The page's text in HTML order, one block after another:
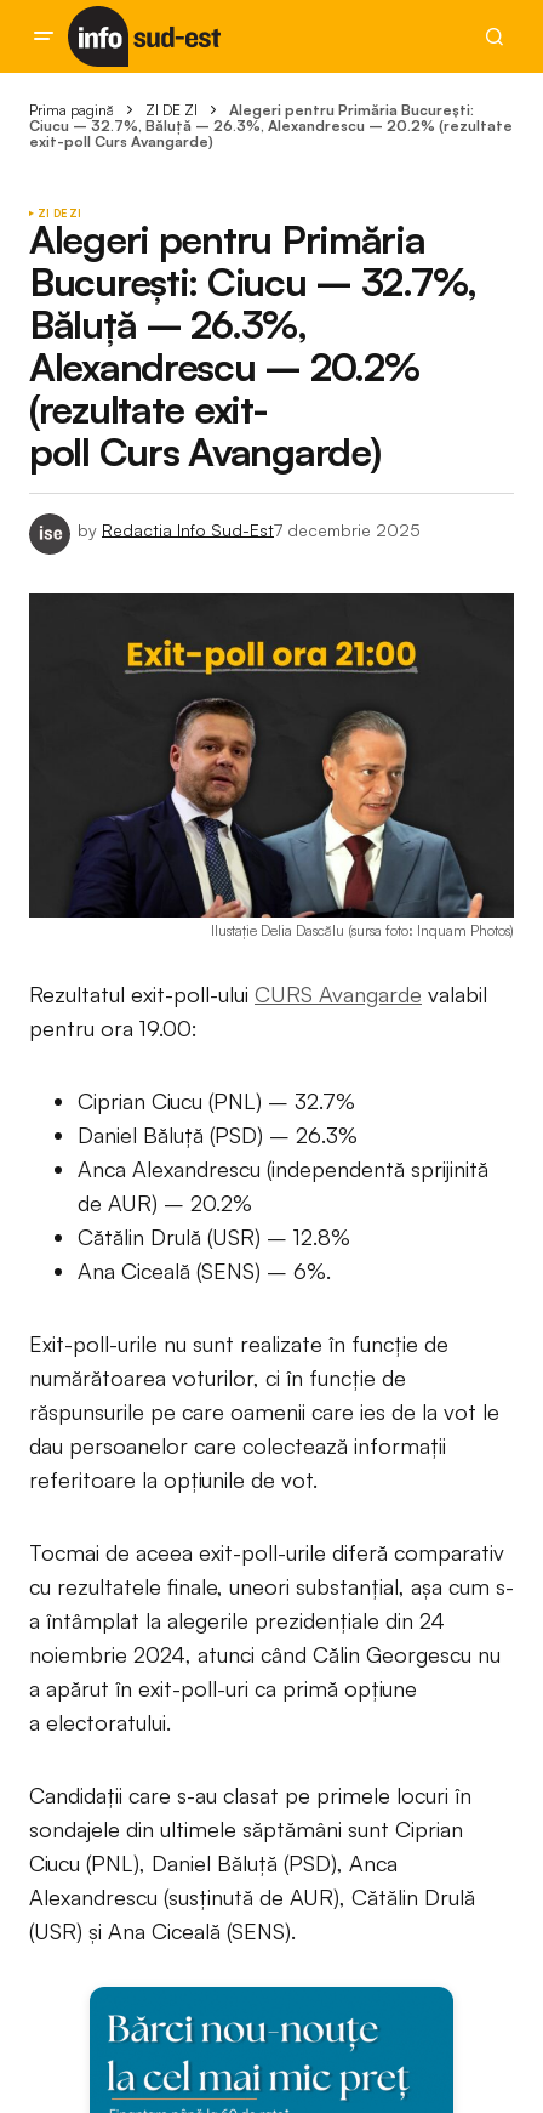
Prima pagină ZI DE ZI
Alegeri pentru Primăria București:
Ciucu – 32.7%, Băluță – 26.3%, Alexandrescu – 20.2% (rezultate
exit-poll Curs Avangarde)
ZI DE ZI
Alegeri pentru Primăria
București: Ciucu – 32.7%,
Băluță – 26.3%,
Alexandrescu – 20.2%
(rezultate exit-
poll Curs Avangarde)
by Redactia Info Sud-Est7 decembrie 2025
Ilustație Delia Dascălu (sursa foto: Inquam Photos)
Rezultatul exit-poll-ului CURS Avangarde valabil
pentru ora 19.00:
Ciprian Ciucu (PNL) – 32.7%
Daniel Băluță (PSD) – 26.3%
Anca Alexandrescu (independentă sprijinită
de AUR) – 20.2%
Cătălin Drulă (USR) – 12.8%
Ana Ciceală (SENS) – 6%.
Exit-poll-urile nu sunt realizate în funcție de
numărătoarea voturilor, ci în funcție de
răspunsurile pe care oamenii care ies de la vot le
dau persoanelor care colectează informații
referitoare la opțiunile de vot.
Tocmai de aceea exit-poll-urile diferă comparativ
cu rezultatele finale, uneori substanțial, așa cum s-
a întâmplat la alegerile prezidențiale din 24
noiembrie 2024, atunci când Călin Georgescu nu
a apărut în exit-poll-uri ca primă opțiune
a electoratului.
Candidații care s-au clasat pe primele locuri în
sondajele din ultimele săptămâni sunt Ciprian
Ciucu (PNL), Daniel Băluță (PSD), Anca
Alexandrescu (susținută de AUR), Cătălin Drulă
(USR) și Ana Ciceală (SENS).